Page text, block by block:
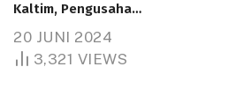
Kaltim, Pengusaha
1.000 Hektare
20 JUNI 2024
3,321 VIEWS